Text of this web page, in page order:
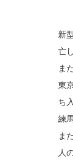
新
亡
ま
東
ち
練
ま
人